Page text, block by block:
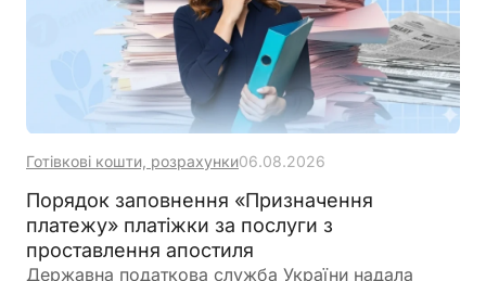
Готівкові кошти, розрахунки06.08.2026
Порядок заповнення «Призначення
платежу» платіжки за послуги з
проставлення апостиля
Державна податкова служба України надала